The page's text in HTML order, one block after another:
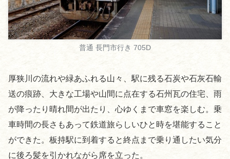
普通 長門市行き 705D
厚狭川の流れや緑あふれる山々、駅に残る石炭や石灰石輸
送の痕跡、大きな工場や山間に点在する石州瓦の住宅、雨
が降ったり晴れ間が出たり、心ゆくまで車窓を楽しむ。乗
車時間の長さもあって鉄道旅らしいひと時を堪能すること
ができた。板持駅に到着すると終点まで乗り通したい気分
に後ろ髪を引かれながら席を立った。